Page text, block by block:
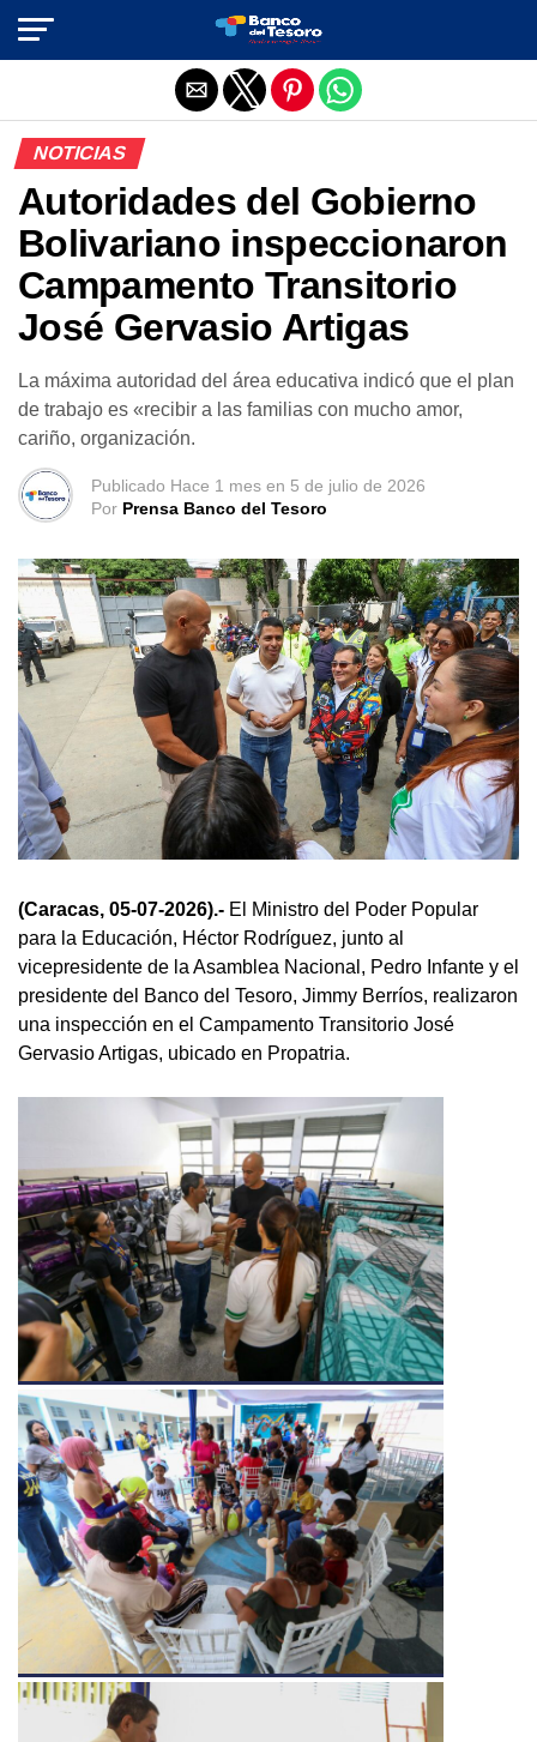
NOTICIAS
Autoridades del Gobierno
Bolivariano inspeccionaron
Campamento Transitorio
José Gervasio Artigas
La máxima autoridad del área educativa indicó que el plan
de trabajo es «recibir a las familias con mucho amor,
cariño, organización.
Publicado Hace 1 mes en 5 de julio de 2026
Por Prensa Banco del Tesoro
(Caracas, 05-07-2026).- El Ministro del Poder Popular
para la Educación, Héctor Rodríguez, junto al
vicepresidente de la Asamblea Nacional, Pedro Infante y el
presidente del Banco del Tesoro, Jimmy Berríos, realizaron
una inspección en el Campamento Transitorio José
Gervasio Artigas, ubicado en Propatria.
Salir de la versión móvil